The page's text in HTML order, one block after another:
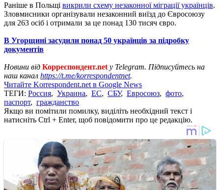
Раніше в Польщі викрили схему незаконної міграції українців.
Зловмисники організували незаконний виїзд до Євросоюзу
для 263 осіб і отримали за це понад 130 тисяч євро.
В Угорщині засудили понад 50 українців за підробку
документів
Новини від Корреспондент.net у Telegram. Підписуйтесь на
наш канал https://t.me/korrespondentnet.
Читайте Korrespondent.net в Google News
ТЕГИ: Россия, Украина, ЕС, СБУ, Евросоюз, фото,
паспорт, гражданство
Якщо ви помітили помилку, виділіть необхідний текст і
натисніть Ctrl + Enter, щоб повідомити про це редакцію.